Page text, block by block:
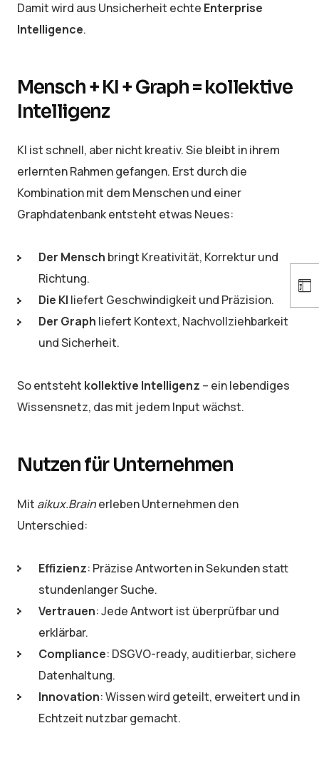
Damit wird aus Unsicherheit echte Enterprise
Intelligence.
Mensch + KI + Graph = kollektive
Intelligenz
KI ist schnell, aber nicht kreativ. Sie bleibt in ihrem
erlernten Rahmen gefangen. Erst durch die
Kombination mit dem Menschen und einer
Graphdatenbank entsteht etwas Neues:
Der Mensch bringt Kreativität, Korrektur und
Richtung.
Die KI liefert Geschwindigkeit und Präzision.
Der Graph liefert Kontext, Nachvollziehbarkeit
und Sicherheit.
So entsteht kollektive Intelligenz – ein lebendiges
Wissensnetz, das mit jedem Input wächst.
Nutzen für Unternehmen
Mit aikux.Brainerleben Unternehmen den
Unterschied:
Effizienz: Präzise Antworten in Sekunden statt
stundenlanger Suche.
Vertrauen: Jede Antwort ist überprüfbar und
erklärbar.
Compliance: DSGVO-ready, auditierbar, sichere
Datenhaltung.
Innovation: Wissen wird geteilt, erweitert und in
Echtzeit nutzbar gemacht.